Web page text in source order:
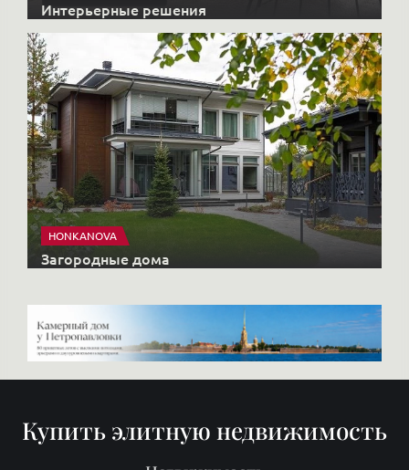
Интерьерные решения
HONKANOVA
Загородные дома
Купить элитную недвижимость